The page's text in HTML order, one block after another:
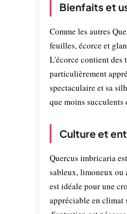
Bienfaits et
Comme les autres
feuilles, écorce et
L'écorce contient des
particulièrement
spectaculaire et sa
que moins succulents
Culture et
Quercus imbricaria
sableux, limoneux ou
est idéale pour une
appréciable en climat